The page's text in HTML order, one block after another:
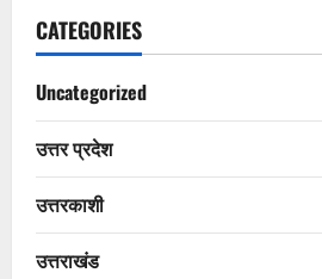
CATEGORIES
Uncategorized
उत्तर प्रदेश
उत्तरकाशी
उत्तराखंड